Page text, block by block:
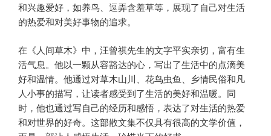
和兴趣爱好，如养鸟、逗弄含羞草等，展现了自己对生活
的热爱和对美好事物的追求。
在《人间草木》中，汪曾祺先生的文字平实亲切，富有生
活气息。他以一颗从容豁达的心，写出了生活中的点滴美
好和温情。他通过对草木山川、花鸟虫鱼、乡情民俗和凡
人小事的描写，让读者感受到了生活的美好和温暖。同
时，他也通过写自己的经历和感悟，表达了对生活的热爱
和对世界的好奇。这部散文集不仅具有很高的文学价值，